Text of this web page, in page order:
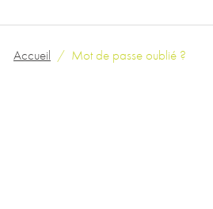
Accueil Mot de passe oublié ?